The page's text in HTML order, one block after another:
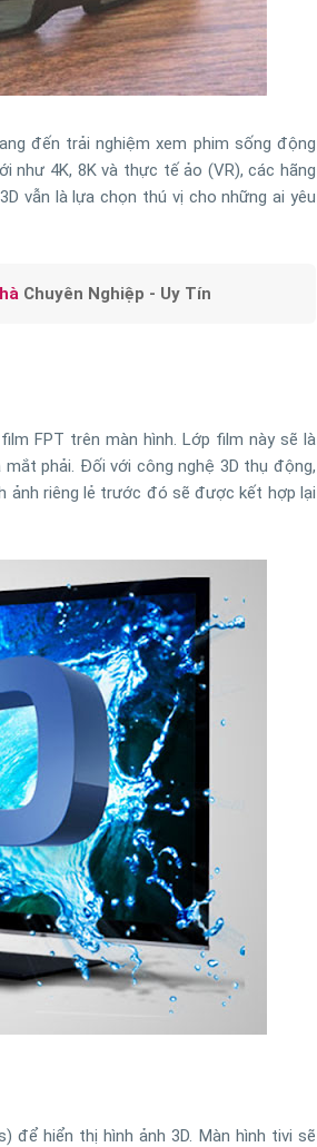
đến trải nghiệm xem phim sống động
như 4K, 8K và thực tế ảo (VR), các hãng
vẫn là lựa chọn thú vị cho những ai yêu
Chuyên Nghiệp - Uy Tín
FPT trên màn hình. Lớp film này sẽ là
phải. Đối với công nghệ 3D thụ động,
ảnh riêng lẻ trước đó sẽ được kết hợp lại
để hiển thị hình ảnh 3D. Màn hình tivi sẽ